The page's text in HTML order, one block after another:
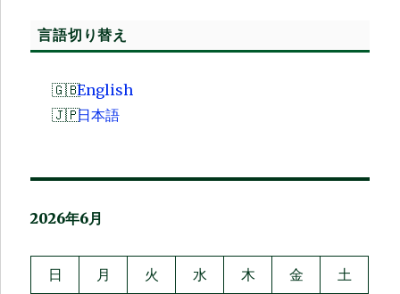
言語切り替え
English
日本語
2026年6月
日 月 火 水 木 金 土